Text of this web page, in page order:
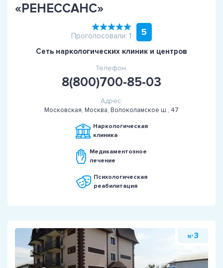
«РЕНЕССАНС»
Проголосовали: 1 5
Сеть наркологических клиник и центров
Телефон:
8(800)700-85-03
Адрес:
Московская, Москва, Волоколамское ш., 47
Наркологическая
клиника
Медикаментозное
лечение
Психологическая
реабилитация
№ 3